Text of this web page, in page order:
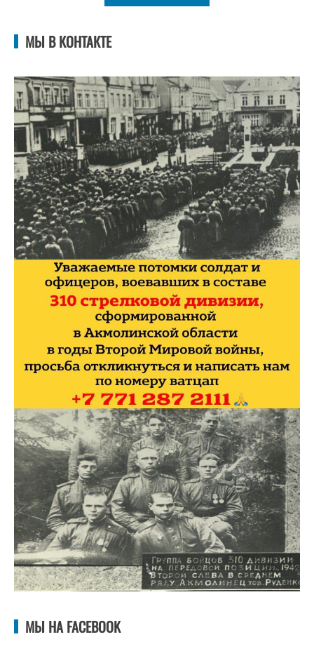
МЫ В КОНТАКТЕ
МЫ НА FACEBOOK